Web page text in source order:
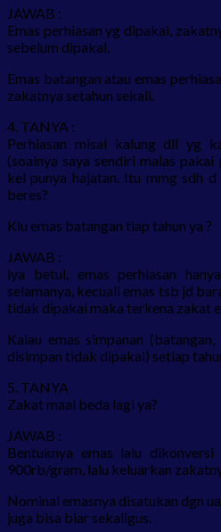
JAWAB :
Emas perhiasan yg dipakai,
sebelum dipakai.
Emas batangan atau emas
zakatnya setahun sekali.
4. TANYA :
Perhiasan misal kalung dll yg
(soalnya saya sendiri malas
kel punya hajatan. Itu mmg sdh
beres?
Klu emas batangan tiap tahun ya ?
JAWAB :
iya betul, emas perhiasan
selamanya, kecuali emas tsb jd
tidak dipakai maka terkena zakat
Kalau emas simpanan
disimpan tidak dipakai) setiap
5. TANYA
Zakat maal beda lagi ya?
JAWAB :
Bentuknya emas lalu
900rb/gram, lalu keluarkan
Nominal emasnya disatukan dgn
juga bisa biar sekaligus.